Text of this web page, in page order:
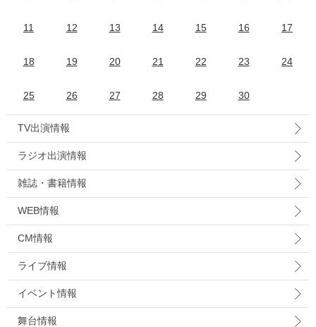
11 12 13 14 15 16 17
18 19 20 21 22 23 24
25 26 27 28 29 30
TV出演情報
ラジオ出演情報
雑誌・書籍情報
WEB情報
CM情報
ライブ情報
イベント情報
舞台情報